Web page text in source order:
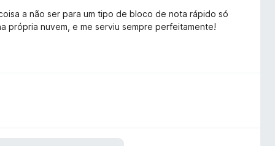
a não ser para um tipo de bloco de nota rápido só
própria nuvem, e me serviu sempre perfeitamente!